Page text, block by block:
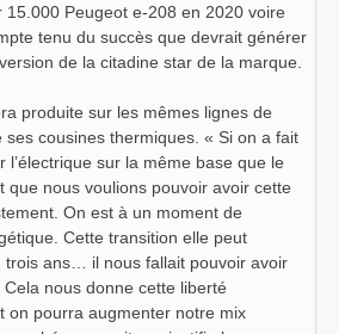
15.000 Peugeot e-208 en 2020 voire
tenu du succès que devrait générer
de la citadine star de la marque.
produite sur les mêmes lignes de
ses cousines thermiques. « Si on a fait
l’électrique sur la même base que le
que nous voulions pouvoir avoir cette
On est à un moment de
Cette transition elle peut
trois ans… il nous fallait pouvoir avoir
nous donne cette liberté
on pourra augmenter notre mix